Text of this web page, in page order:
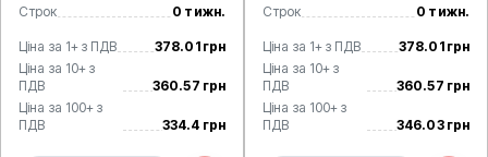
Строк
0 тижн.
Ціна за 1+ з ПДВ
378.01 грн
Ціна за 10+ з
ПДВ
360.57 грн
Ціна за 100+ з
ПДВ
334.4 грн
Строк
0 тижн.
Ціна за 1+ з ПДВ
378.01 грн
Ціна за 10+ з
ПДВ
360.57 грн
Ціна за 100+ з
ПДВ
346.03 грн